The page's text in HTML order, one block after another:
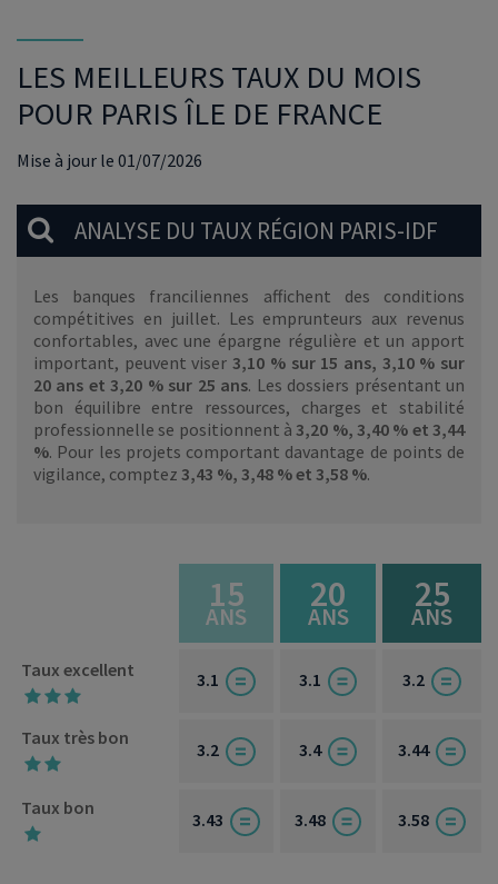
LES MEILLEURS TAUX DU MOIS
POUR PARIS ÎLE DE FRANCE
Mise à jour le 01/07/2026
ANALYSE DU TAUX RÉGION PARIS-IDF
Les banques franciliennes affichent des conditions
compétitives en juillet. Les emprunteurs aux revenus
confortables, avec une épargne régulière et un apport
important, peuvent viser3,10 % sur 15 ans, 3,10 % sur
20 ans et 3,20 % sur 25 ans. Les dossiers présentant un
bon équilibre entre ressources, charges et stabilité
professionnelle se positionnent à3,20 %, 3,40 % et 3,44
%. Pour les projets comportant davantage de points de
vigilance, comptez 3,43 %, 3,48 % et 3,58 %.
15
ANS
20
ANS
25
ANS
Taux excellent 3.1 3.1 3.2
Taux très bon
3.2 3.4 3.44
Taux bon
3.43 3.48 3.58